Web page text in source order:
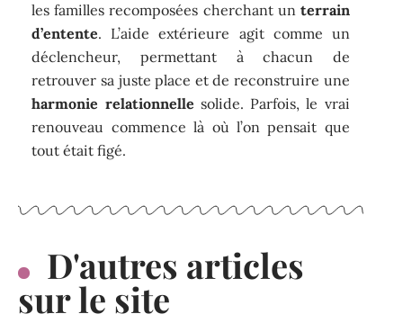
les familles recomposées cherchant un terrain
d’entente. L’aide extérieure agit comme un
déclencheur, permettant à chacun de
retrouver sa juste place et de reconstruire une
harmonie relationnelle solide. Parfois, le vrai
renouveau commence là où l’on pensait que
tout était figé.
D'autres articles
sur le site